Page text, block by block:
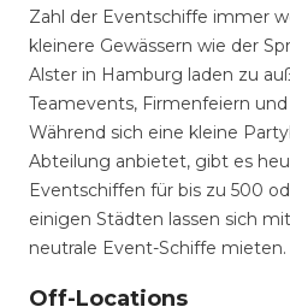
Zahl der Eventschiffe immer
kleinere Gewässern wie der
Alster in Hamburg laden zu
Teamevents, Firmenfeiern
Während sich eine kleine
Abteilung anbietet, gibt es
Eventschiffen für bis zu 500
einigen Städten lassen sich
neutrale Event-Schiffe mieten.
Off-Locations